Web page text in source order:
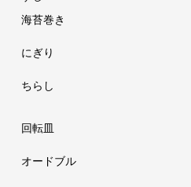
海苔巻き
にぎり
ちらし
回転皿
オードブル